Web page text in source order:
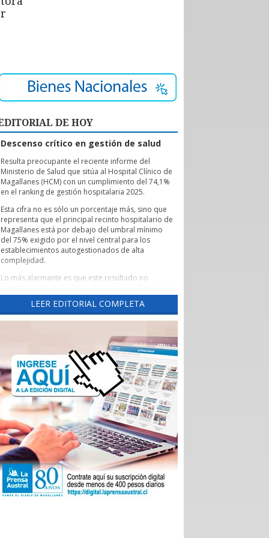
DE HOY
Descenso crítico en gestión de salud
Resulta preocupante el reciente informe del
Ministerio de Salud que sitúa al Hospital Clínico de
Magallanes (HCM) con un cumplimiento del 74,1%
en el ranking de gestión hospitalaria 2025.
Esta cifra no es sólo un porcentaje más, sino que
representa que el principal recinto hospitalario de
Magallanes está por debajo del umbral mínimo
del 75% exigido por el nivel central para los
establecimientos autogestionados de alta
complejidad.
Lo más alarmante es que este resultado no
año este diario había advertido una tendencia
preocupante, cuando un reporte de la Evaluación
de los Establecimientos Autogestionados en Red
región con un crítico 65,3% de cumplimiento al
corte de abril de 2026.
Un aspecto preocupante de aquel reporte fue la
brusca caída del indicador las Garantías Explícitas
de Salud (Ges), que otorga cobertura obligatoria a
través de Fonasa e Isapres para 90 problemas de
sanitarios, “asegurando” derechos claros de
atención médica.
Durante el año pasado, este indicador se mantuvo
en alrededor del 90%, pero cayó de 92,7% en
noviembre a 74% en diciembre, para desplomarse
a 34,3% en enero.
En aquella ocasión, las autoridades locales
atribuyeron el deterioro a problemas
LEER EDITORIAL COMPLETA